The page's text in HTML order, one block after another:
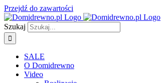
Przejdź do zawartości
Szukaj
SALE
O Domidrewno
Video